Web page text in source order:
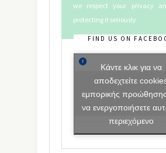
we respect your privacy
protecting it seriously
FIND US ON
Κάντε κλικ για να
αποδεχτείτε
εμπορικής
να ενεργοποιήσετε
περιεχόμενο